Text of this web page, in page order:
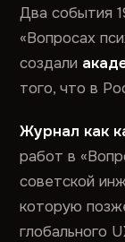
Два события
«Вопросах
создали
того, что в
Журнал как
работ в
советской
которую
глобального